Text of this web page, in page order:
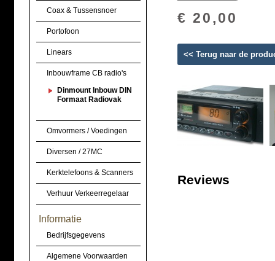
Coax & Tussensnoer
Portofoon
Linears
Inbouwframe CB radio's
Dinmount Inbouw DIN
Formaat Radiovak
Omvormers / Voedingen
Diversen / 27MC
Kerktelefoons & Scanners
Verhuur Verkeerregelaar
Informatie
Bedrijfsgegevens
Algemene Voorwaarden
€ 20,00
<< Terug naar de
Reviews